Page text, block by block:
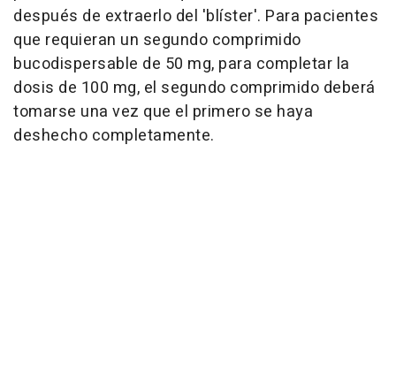
después de extraerlo del 'blíster'. Para pacientes
que requieran un segundo comprimido
bucodispersable de 50 mg, para completar la
dosis de 100 mg, el segundo comprimido deberá
tomarse una vez que el primero se haya
deshecho completamente.